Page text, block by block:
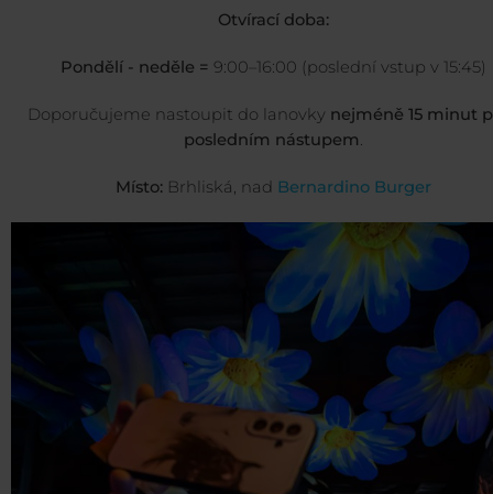
Otvírací doba:
Pondělí - neděle = 9:00–16:00 (poslední vstup v 15:45)
Doporučujeme nastoupit do lanovky nejméně 15 minut
posledním nástupem.
Místo: Brhliská, nad Bernardino Burger